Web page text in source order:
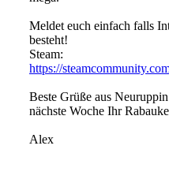
Meldet euch einfach falls
besteht!
Steam:
https://
Beste Grüße aus
nächste Woche Ihr
Alex